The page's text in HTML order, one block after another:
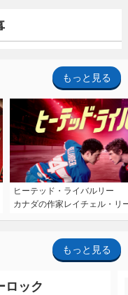
もっと見る
ヒーテッド・ライバルリー
カナダの作家レイチェル・リ
もっと見る
ロック